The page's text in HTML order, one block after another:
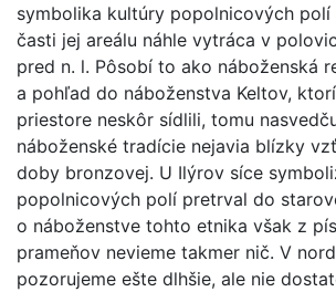
symbolika kultúry popolnicových polí
časti jej areálu náhle vytráca v
pred n. l. Pôsobí to ako náboženská
a pohľad do náboženstva Keltov,
priestore neskôr sídlili, tomu
náboženské tradície nejavia blízky
doby bronzovej. U Ilýrov síce
popolnicových polí pretrval do
o náboženstve tohto etnika však z
prameňov nevieme takmer nič. V
pozorujeme ešte dlhšie, ale nie